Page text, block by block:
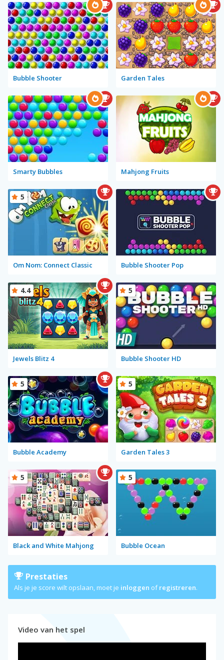
Bubble Shooter Garden Tales
Smarty Bubbles Mahjong Fruits
Om Nom: Connect Classic
5
Bubble Shooter Pop
Jewels Blitz 4
4.4
Bubble Shooter HD
5
Bubble Academy
5
Garden Tales 3
5
Black and White Mahjong
5
Bubble Ocean
5
Prestaties
Als je je score wilt opslaan, moet je inloggen ofregistreren.
Video van het spel